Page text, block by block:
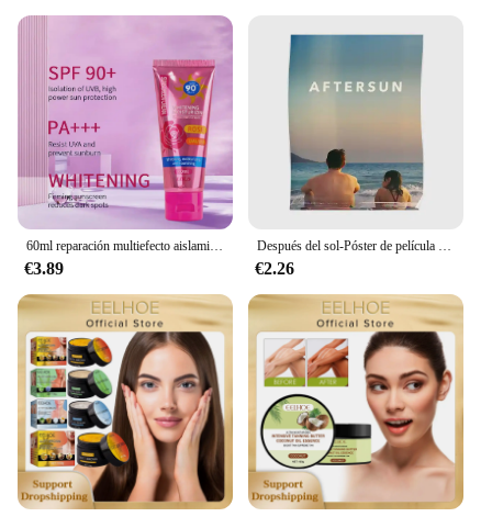
60ml reparación multiefecto aislamiento protector solar hidratante Control de aceite crema de protección solar bloqueador solar hidratante piel flexible
€3.89
Después del sol-Póster de película para decoración del hogar, impresión artística divertida, Mural, pintura para habitación, decoración de pared moderna Vintage sin marco, 2022
€2.26